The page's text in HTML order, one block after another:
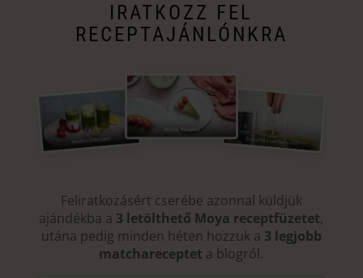
IRATKOZZ FEL
RECEPTAJÁNLÓNKRA
Feliratkozásért cserébe azonnal küldjük
ajándékba a 3 letölthető Moya receptfüzetet,
utána pedig minden héten hozzuk a 3 legjobb
matchareceptet a blogról.